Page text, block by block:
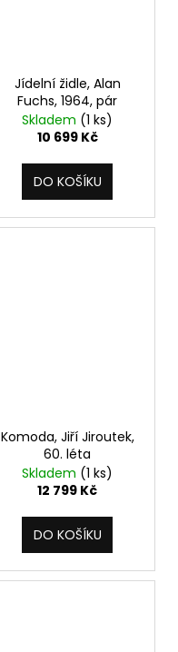
Jídelní židle, Alan
Fuchs, 1964, pár
Skladem (1 ks)
10 699 Kč
DO KOŠÍKU
Komoda, Jiří Jiroutek,
60. léta
Skladem (1 ks)
12 799 Kč
DO KOŠÍKU